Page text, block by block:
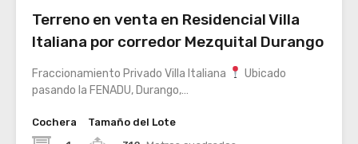
Terreno en venta en Residencial Villa
Italiana por corredor Mezquital Durango
Fraccionamiento Privado Villa Italiana
Ubicado
pasando la FENADU, Durango,…
Cochera
Tamaño del Lote